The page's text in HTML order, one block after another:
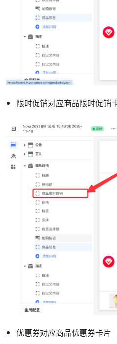
限时促销对应商品限时促销
优惠券对应商品优惠券卡片